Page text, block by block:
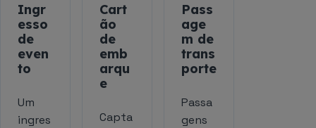
Ingr
esso
de
even
to
Um
ingres
Cart
ão
de
emb
arqu
e
Capta
Pass
age
m de
trans
porte
Passa
gens